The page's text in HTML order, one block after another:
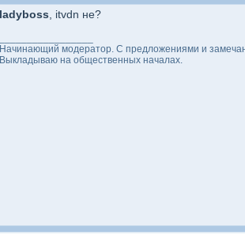
ladyboss , itvdn не?
Начинающий модератор. С предложениями и
Выкладываю на общественных началах.